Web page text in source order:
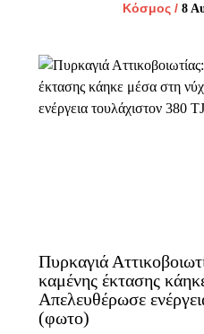
Κόσμος / 8
Πυρκαγιά
καμένης έκτασης
Απελευθέρωσε
(φωτο)